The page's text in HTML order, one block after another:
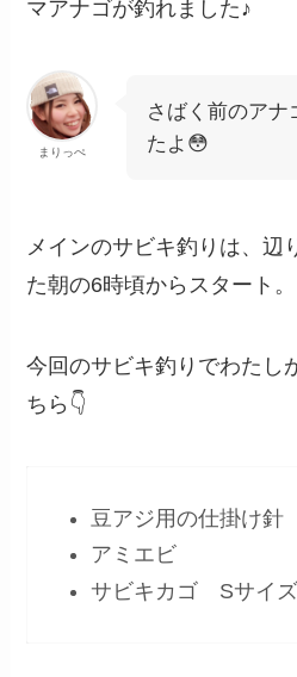
マアナゴが釣れました♪
まりっぺ
さばく前のアナ
たよ😳
メインのサビキ釣りは、辺
た朝の6時頃からスタート。
今回のサビキ釣りでわたし
ちら👇
豆アジ用の仕掛け
アミエビ
サビキカゴ Sサイズ